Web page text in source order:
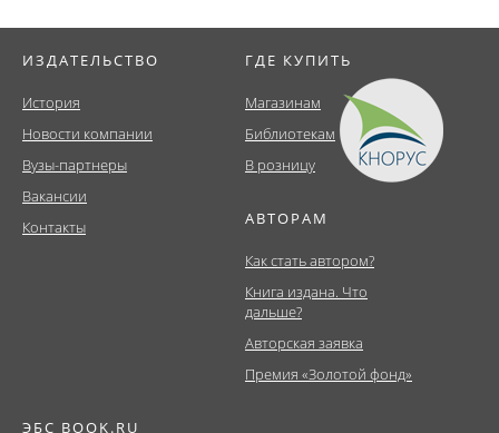
ИЗДАТЕЛЬСТВО
История
Новости компании
Вузы-партнеры
Вакансии
Контакты
ГДЕ КУПИТЬ
Магазинам
Библиотекам
В розницу
АВТОРАМ
Как стать автором?
Книга издана. Что
дальше?
Авторская заявка
Премия «Золотой фонд»
ЭБС BOOK.RU